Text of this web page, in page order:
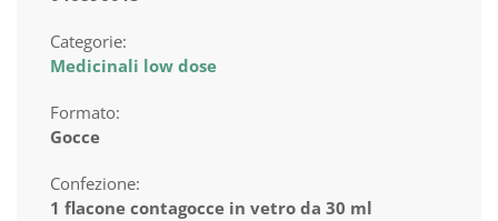
Categorie:
Medicinali low dose
Formato:
Gocce
Confezione:
1 flacone contagocce in vetro da 30 ml